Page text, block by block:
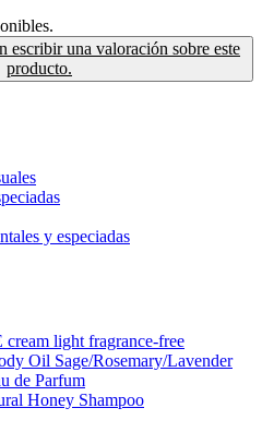
escribir una valoración sobre este
producto.
y especiadas
light fragrance-free
Oil Sage/Rosemary/Lavender
de Parfum
Honey Shampoo